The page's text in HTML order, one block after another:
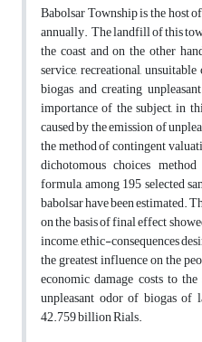
Babolsar Township is the host
annually. The landfill of this
the coast and on the other
service, recreational,
biogas and creating
importance of the subject, in
caused by the emission of
the method of contingent
dichotomous choices
formula, among 195 selected
babolsar have been estimated.
on the basis of final effect
income, ethic-consequences
the greatest influence on the
economic damage costs to
unpleasant odor of biogas of
42.759 billion Rials.